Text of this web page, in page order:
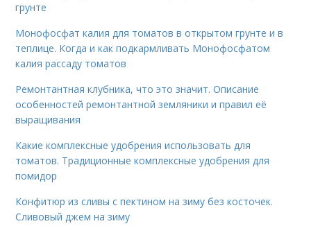
грунте
Монофосфат калия для томатов в открытом грунте и в
теплице. Когда и как подкармливать Монофосфатом
калия рассаду томатов
Ремонтантная клубника, что это значит. Описание
особенностей ремонтантной земляники и правил её
выращивания
Какие комплексные удобрения использовать для
томатов. Традиционные комплексные удобрения для
помидор
Конфитюр из сливы с пектином на зиму без косточек.
Сливовый джем на зиму